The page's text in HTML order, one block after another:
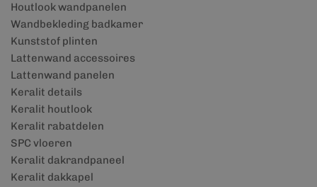
Houtlook wandpanelen
Wandbekleding badkamer
Kunststof plinten
Lattenwand accessoires
Lattenwand panelen
Keralit details
Keralit houtlook
Keralit rabatdelen
SPC vloeren
Keralit dakrandpaneel
Keralit dakkapel